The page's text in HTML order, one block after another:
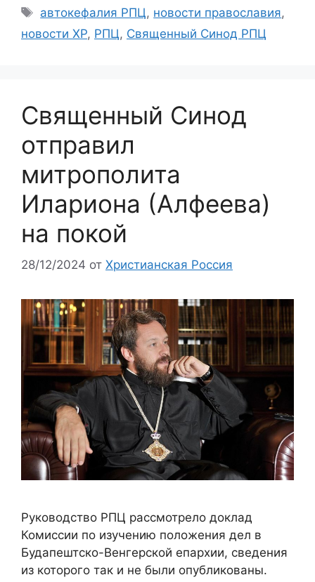
Метки
автокефалия РПЦ, новости православия,
новости ХР, РПЦ, Священный Синод РПЦ
Священный Синод
отправил
митрополита
Илариона (Алфеева)
на покой
28/12/2024 от Христианская Россия
Руководство РПЦ рассмотрело доклад
Комиссии по изучению положения дел в
Будапештско-Венгерской епархии, сведения
из которого так и не были опубликованы.